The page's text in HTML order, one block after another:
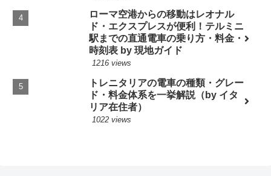
ローマ空港からの移動はレオナル
ド・エクスプレスが便利！テルミニ
駅までの直通電車の乗り方・料金・
時刻表 by 現地ガイド
1216 views
トレニタリアの電車の種類・グレー
ド・料金体系を一挙解説（by イタ
リア在住者）
1022 views